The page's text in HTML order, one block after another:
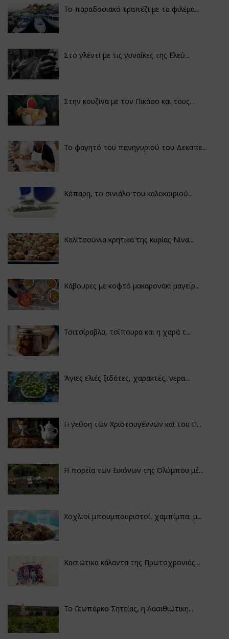
Το παραδοσιακό τραπέζι με τα φιλέμα...
Στο γλέντι με τις γυναίκες της Ελεύ...
Στην κουζίνα με τον Πικάσο και τους...
Το φαγητό του πανηγυριού του Δεκαπε...
Κάπαρη, το σινιάλο του καλοκαιριού...
Καλιτσούνια κρητικά της κυρίας Νίνα...
Κάβουρες με κοφτό μακαρονάκι μαγειρ...
Τσιτσίραβλα, τσίπουρα και η χαρά τ...
Άγιες ελιές ξιδάτες, χαρακτές, νερα...
Η γεύση των Χριστουγέννων και του Π...
Η πορεία των Εικόνων της Ολύμπου μέ...
Χοχλιοί μπουμπουριστοί, χαμπίμπα, μ...
Κασιώτικα κάλαντα της Πρωτοχρονιάς...
Το Γεωπάρκο Σητείας, η Λασιθιώτικη...